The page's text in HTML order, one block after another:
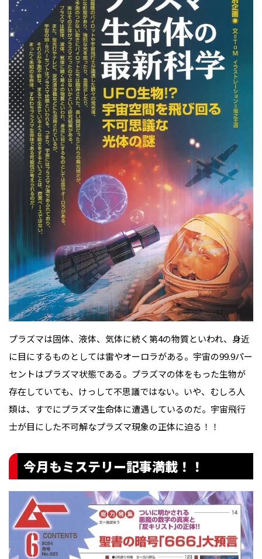
プラズマは固体、液体、気体に続く第4の物質といわれ、身近
に目にするものとしては雷やオーロラがある。宇宙の99.9パー
セントはプラズマ状態である。プラズマの体をもった生物が
存在していても、けっして不思議ではない。いや、むしろ人
類は、すでにプラズマ生命体に遭遇しているのだ。宇宙飛行
士が目にした不可解なプラズマ現象の正体に迫る！！
今月もミステリー記事満載！！